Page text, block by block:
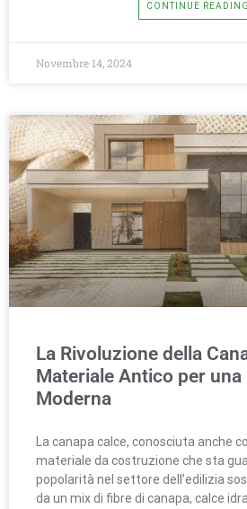
CONTINUE
Novembre 14, 2024
La Rivoluzione della
Materiale Antico per
Moderna
La canapa calce, conosciuta anche
materiale da costruzione che sta
popolarità nel settore dell’edilizia
da un mix di fibre di canapa, calce